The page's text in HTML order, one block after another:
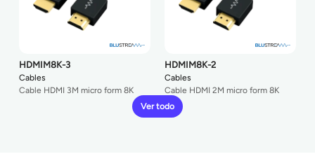
HDMIM8K-3
Cables
Cable HDMI 3M micro form 8K
HDMIM8K-2
Cables
Cable HDMI 2M micro form 8K
Ver todo